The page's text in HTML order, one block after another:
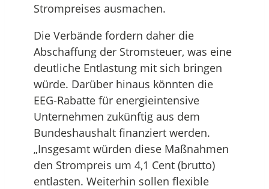
Strompreises ausmachen.
Die Verbände fordern daher die
Abschaffung der Stromsteuer, was eine
deutliche Entlastung mit sich bringen
würde. Darüber hinaus könnten die
EEG-Rabatte für energieintensive
Unternehmen zukünftig aus dem
Bundeshaushalt finanziert werden.
„Insgesamt würden diese Maßnahmen
den Strompreis um 4,1 Cent (brutto)
entlasten. Weiterhin sollen flexible